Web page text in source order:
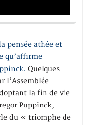
pensée athée et
qu’affirme
Quelques
l’Assemblée
la fin de vie
Puppinck,
du « triomphe de